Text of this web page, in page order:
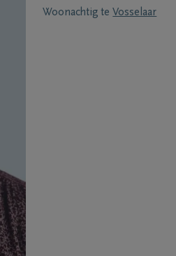
Woonachtig te Vosselaar